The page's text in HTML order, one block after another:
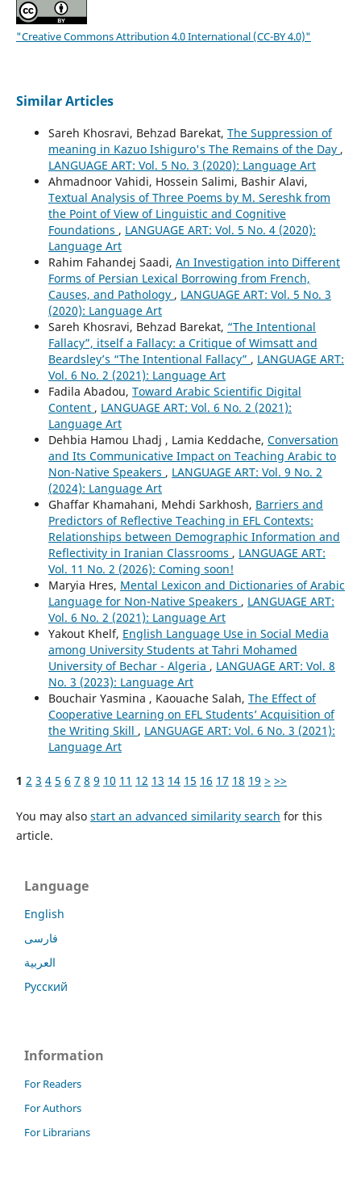
"Creative Commons Attribution 4.0 International (CC-BY 4.0)"
Similar Articles
Sareh Khosravi, Behzad Barekat, The Suppression of
meaning in Kazuo Ishiguro's The Remains of the Day ,
LANGUAGE ART: Vol. 5 No. 3 (2020): Language Art
Ahmadnoor Vahidi, Hossein Salimi, Bashir Alavi,
Textual Analysis of Three Poems by M. Sereshk from
the Point of View of Linguistic and Cognitive
Foundations , LANGUAGE ART: Vol. 5 No. 4 (2020):
Language Art
Rahim Fahandej Saadi, An Investigation into Different
Forms of Persian Lexical Borrowing from French,
Causes, and Pathology , LANGUAGE ART: Vol. 5 No. 3
(2020): Language Art
Sareh Khosravi, Behzad Barekat, “The Intentional
Fallacy”, itself a Fallacy: a Critique of Wimsatt and
Beardsley’s “The Intentional Fallacy” , LANGUAGE ART:
Vol. 6 No. 2 (2021): Language Art
Fadila Abadou, Toward Arabic Scientific Digital
Content , LANGUAGE ART: Vol. 6 No. 2 (2021):
Language Art
Dehbia Hamou Lhadj , Lamia Keddache, Conversation
and Its Communicative Impact on Teaching Arabic to
Non-Native Speakers , LANGUAGE ART: Vol. 9 No. 2
(2024): Language Art
Ghaffar Khamahani, Mehdi Sarkhosh, Barriers and
Predictors of Reflective Teaching in EFL Contexts:
Relationships between Demographic Information and
Reflectivity in Iranian Classrooms , LANGUAGE ART:
Vol. 11 No. 2 (2026): Coming soon!
Maryia Hres, Mental Lexicon and Dictionaries of Arabic
Language for Non-Native Speakers , LANGUAGE ART:
Vol. 6 No. 2 (2021): Language Art
Yakout Khelf, English Language Use in Social Media
among University Students at Tahri Mohamed
University of Bechar - Algeria , LANGUAGE ART: Vol. 8
No. 3 (2023): Language Art
Bouchair Yasmina , Kaouache Salah, The Effect of
Cooperative Learning on EFL Students’ Acquisition of
the Writing Skill , LANGUAGE ART: Vol. 6 No. 3 (2021):
Language Art
1 2 3 4 5 6 7 8 9 10 11 12 13 14 15 16 17 18 19 > >>
You may also start an advanced similarity search for this
article.
Language
English
فارسی
العربية
Русский
Information
For Readers
For Authors
For Librarians